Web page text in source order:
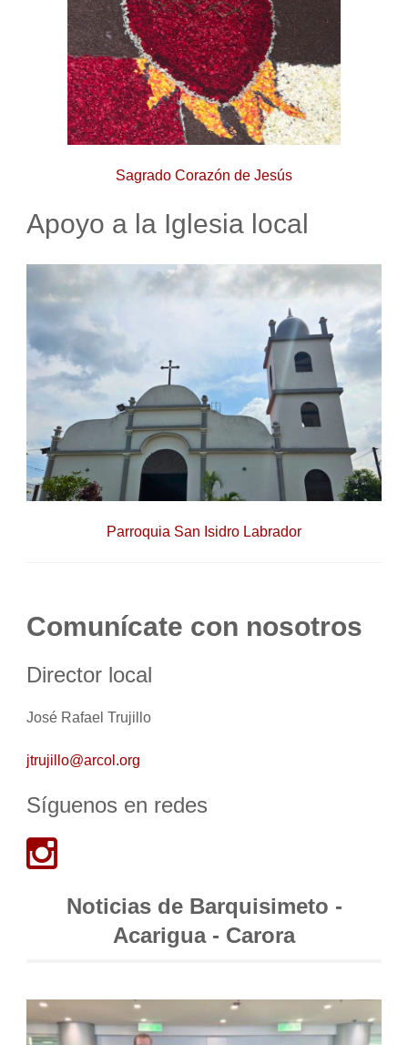
Sagrado Corazón de Jesús
Apoyo a la Iglesia local
Parroquia San Isidro Labrador
Comunícate con nosotros
Director local
José Rafael Trujillo
jtrujillo@arcol.org
Síguenos en redes
Noticias de Barquisimeto -
Acarigua - Carora